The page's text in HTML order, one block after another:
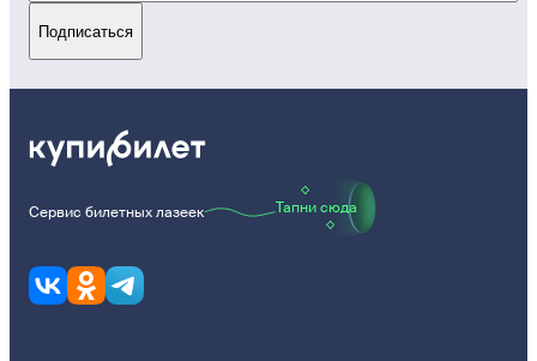
Подписаться
Сервис билетных лазеек Тапни сюда